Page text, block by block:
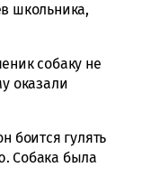
школьника,
собаку не
оказали
боится гулять
Собака была